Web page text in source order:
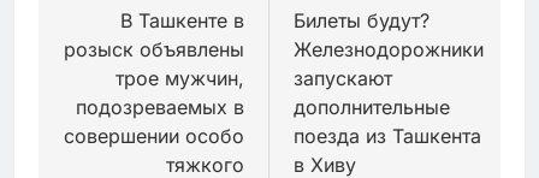
записям
В Ташкенте в
розыск объявлены
трое мужчин,
подозреваемых в
совершении особо
тяжкого
Билеты будут?
Железнодорожники
запускают
дополнительные
поезда из Ташкента
в Хиву